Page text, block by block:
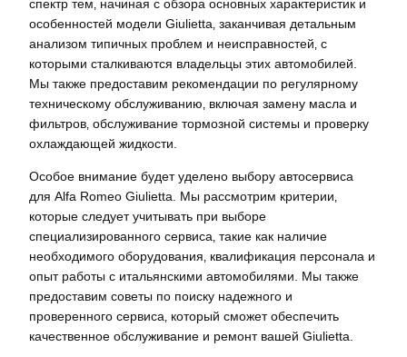
спектр тем‚ начиная с обзора основных характеристик и
особенностей модели Giulietta‚ заканчивая детальным
анализом типичных проблем и неисправностей‚ с
которыми сталкиваются владельцы этих автомобилей.
Мы также предоставим рекомендации по регулярному
техническому обслуживанию‚ включая замену масла и
фильтров‚ обслуживание тормозной системы и проверку
охлаждающей жидкости.
Особое внимание будет уделено выбору автосервиса
для Alfa Romeo Giulietta. Мы рассмотрим критерии‚
которые следует учитывать при выборе
специализированного сервиса‚ такие как наличие
необходимого оборудования‚ квалификация персонала и
опыт работы с итальянскими автомобилями. Мы также
предоставим советы по поиску надежного и
проверенного сервиса‚ который сможет обеспечить
качественное обслуживание и ремонт вашей Giulietta.